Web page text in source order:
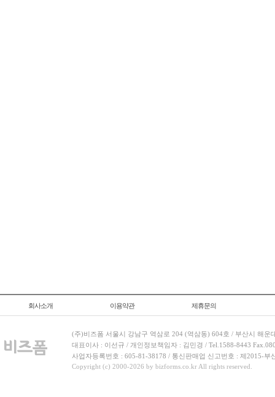
회사소개 이용약관 제휴문의
(주)비즈폼 서울시 강남구 역삼로 204 (역삼동) 604호 / 부산시 해운
대표이사 : 이선규 / 개인정보책임자 : 김민경 / Tel.1588-8443
사업자등록번호 : 605-81-38178 / 통신판매업 신고번호 : 제2015-부
Copyright (c) 2000-2026 by bizforms.co.kr All rights reserved.